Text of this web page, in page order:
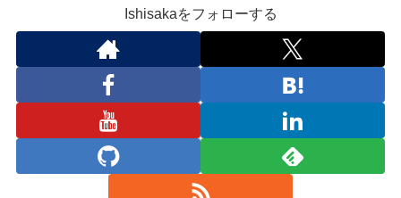
Ishisakaをフォローする